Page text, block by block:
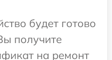
будет готово
получите
на ремонт